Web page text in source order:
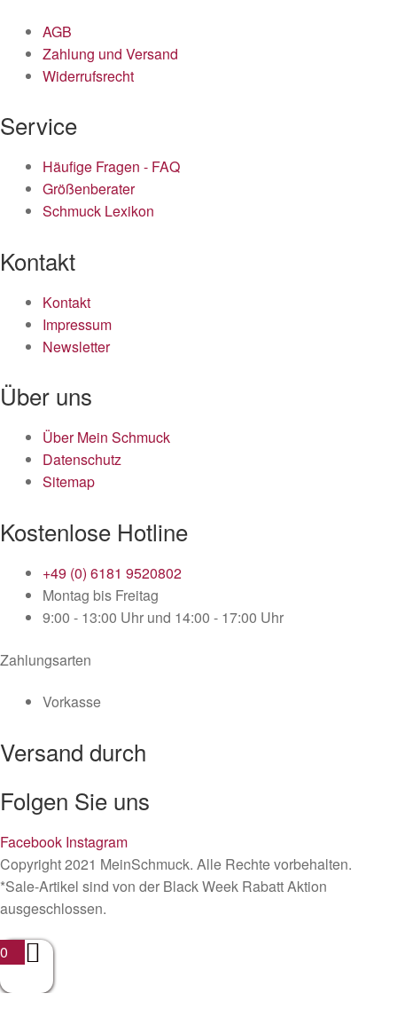
AGB
Zahlung und Versand
Widerrufsrecht
Service
Häufige Fragen - FAQ
Größenberater
Schmuck Lexikon
Kontakt
Kontakt
Impressum
Newsletter
Über uns
Über Mein Schmuck
Datenschutz
Sitemap
Kostenlose Hotline
+49 (0) 6181 9520802
Montag bis Freitag
9:00 - 13:00 Uhr und 14:00 - 17:00 Uhr
Zahlungsarten
Vorkasse
Versand durch
Folgen Sie uns
Facebook Instagram
Copyright 2021 MeinSchmuck. Alle Rechte vorbehalten.
*Sale-Artikel sind von der Black Week Rabatt Aktion
ausgeschlossen.
0